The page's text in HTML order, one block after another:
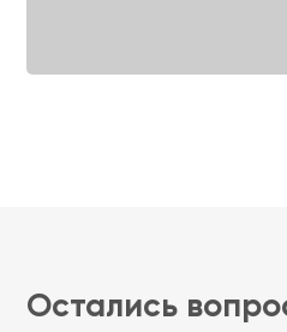
Остались